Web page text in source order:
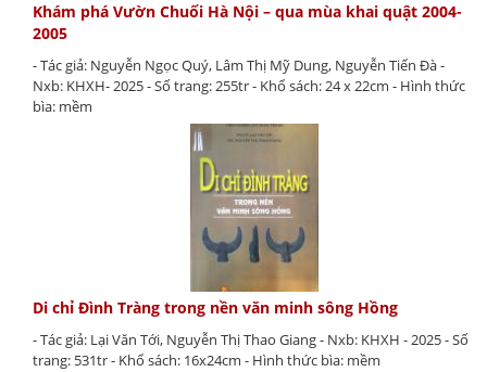
Khám phá Vườn Chuối Hà Nội – qua mùa khai quật 2004-
2005
- Tác giả: Nguyễn Ngọc Quý, Lâm Thị Mỹ Dung, Nguyễn Tiến Đà -
Nxb: KHXH- 2025 - Số trang: 255tr - Khổ sách: 24 x 22cm - Hình thức
bìa: mềm
Di chỉ Đình Tràng trong nền văn minh sông Hồng
- Tác giả: Lại Văn Tới, Nguyễn Thị Thao Giang - Nxb: KHXH - 2025 - Số
trang: 531tr - Khổ sách: 16x24cm - Hình thức bìa: mềm